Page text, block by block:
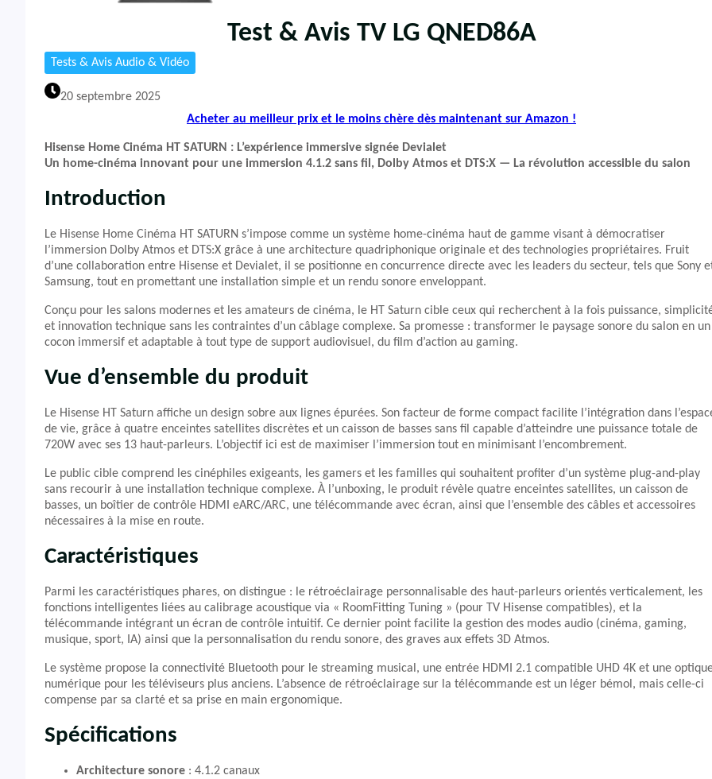
Test & Avis TV LG QNED86A
Tests & Avis Audio & Vidéo
20 septembre 2025
Acheter au meilleur prix et le moins chère dès maintenant sur Amazon !
Hisense Home Cinéma HT SATURN : L’expérience immersive signée Devialet
Un home-cinéma innovant pour une immersion 4.1.2 sans fil, Dolby Atmos et DTS:X — La révolution accessible du salon
Introduction
Le Hisense Home Cinéma HT SATURN s’impose comme un système home-cinéma haut de gamme visant à démocratiser
l’immersion Dolby Atmos et DTS:X grâce à une architecture quadriphonique originale et des technologies propriétaires. Fruit
d’une collaboration entre Hisense et Devialet, il se positionne en concurrence directe avec les leaders du secteur, tels que Sony
Samsung, tout en promettant une installation simple et un rendu sonore enveloppant.
Conçu pour les salons modernes et les amateurs de cinéma, le HT Saturn cible ceux qui recherchent à la fois puissance,
et innovation technique sans les contraintes d’un câblage complexe. Sa promesse : transformer le paysage sonore du salon en un
cocon immersif et adaptable à tout type de support audiovisuel, du film d’action au gaming.
Vue d’ensemble du produit
Le Hisense HT Saturn affiche un design sobre aux lignes épurées. Son facteur de forme compact facilite l’intégration dans
de vie, grâce à quatre enceintes satellites discrètes et un caisson de basses sans fil capable d’atteindre une puissance totale de
720W avec ses 13 haut-parleurs. L’objectif ici est de maximiser l’immersion tout en minimisant l’encombrement.
Le public cible comprend les cinéphiles exigeants, les gamers et les familles qui souhaitent profiter d’un système plug-and-play
sans recourir à une installation technique complexe. À l’unboxing, le produit révèle quatre enceintes satellites, un caisson de
basses, un boîtier de contrôle HDMI eARC/ARC, une télécommande avec écran, ainsi que l’ensemble des câbles et accessoires
nécessaires à la mise en route.
Caractéristiques
Parmi les caractéristiques phares, on distingue : le rétroéclairage personnalisable des haut-parleurs orientés verticalement, les
fonctions intelligentes liées au calibrage acoustique via « RoomFitting Tuning » (pour TV Hisense compatibles), et la
télécommande intégrant un écran de contrôle intuitif. Ce dernier point facilite la gestion des modes audio (cinéma, gaming,
musique, sport, IA) ainsi que la personnalisation du rendu sonore, des graves aux effets 3D Atmos.
Le système propose la connectivité Bluetooth pour le streaming musical, une entrée HDMI 2.1 compatible UHD 4K et une
numérique pour les téléviseurs plus anciens. L’absence de rétroéclairage sur la télécommande est un léger bémol, mais celle-ci
compense par sa clarté et sa prise en main ergonomique.
Spécifications
Architecture sonore : 4.1.2 canaux